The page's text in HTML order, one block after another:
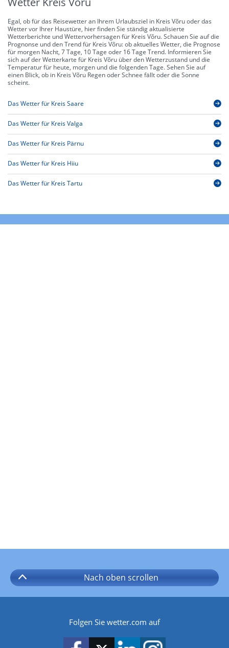
Egal, ob für das Reisewetter an Ihrem Urlaubsziel in Kreis Võru oder das
Wetter vor Ihrer Haustüre, hier finden Sie ständig aktualisierte
Wetterberichte und Wettervorhersagen für Kreis Võru. Schauen Sie auf die
Prognonse und den Trend für Kreis Võru: ob aktuelles Wetter, die Prognose
für morgen Nacht, 7 Tage, 10 Tage oder 16 Tage Trend. Informieren Sie
sich auf der Wetterkarte für Kreis Võru über den Wetterzustand und die
Temperatur für heute, morgen und die folgenden Tage. Sehen Sie auf
einen Blick, ob in Kreis Võru Regen oder Schnee fällt oder die Sonne
scheint.
Das Wetter für Kreis Saare
Das Wetter für Kreis Valga
Das Wetter für Kreis Pärnu
Das Wetter für Kreis Hiiu
Das Wetter für Kreis Tartu
Nach oben scrollen
Folgen Sie wetter.com auf